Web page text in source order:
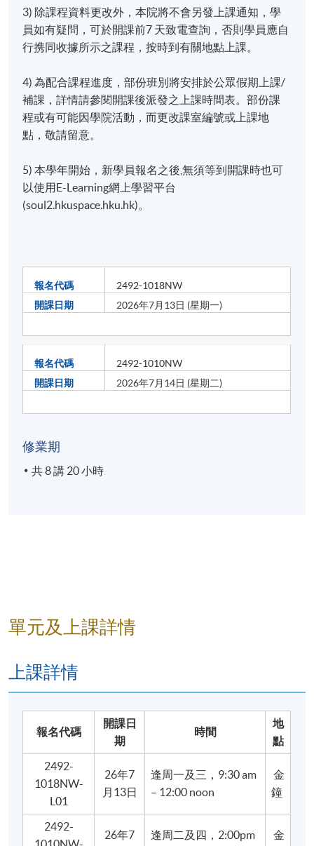
3) 除課程資料更改外，本院將不會另發上課通知，學
員如有疑問，可於開課前7 天致電查詢，否則學員應自
行携同收據所示之課程，按時到有關地點上課。
4) 為配合課程進度，部份班別將安排於公眾假期上課/
補課，詳情請參閱開課後派發之上課時間表。部份課
程或有可能因學院活動，而更改課室編號或上課地
點，敬請留意。
5) 本學年開始，新學員報名之後,無須等到開課時也可
以使用E-Learning網上學習平台
(soul2.hkuspace.hku.hk)。
報名代碼
2492-1018NW
開課日期
2026年7月13日 (星期一)
報名代碼
2492-1010NW
開課日期
2026年7月14日 (星期二)
修業期
共 8 講 20 小時
單元及上課詳情
上課詳情
報名代碼
開課日
期
時間
地
點
2492-
1018NW-
L01
26年7
月13日
逢周一及三，9:30 am
– 12:00 noon
金
鐘
2492-
26年7
逢周二及四，2:00pm
金